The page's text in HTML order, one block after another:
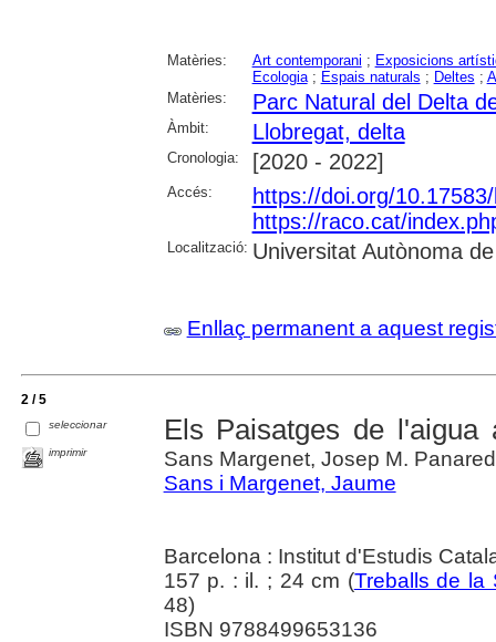
Matèries: Art contemporani ; Exposicions
Ecologia; Espais naturals ; Deltes ;
Matèries:
Parc Natural del Delta
Àmbit: Llobregat, delta
Cronologia: [2020 - 2022]
Accés:
https://doi.org/
https://raco.cat/
Localització: Universitat Autònoma
Enllaç permanent a aquest
2 / 5
seleccionar
imprimir
Els Paisatges de l'aigua
Sans Margenet, Josep M.
Sans i Margenet, Jaume
Barcelona : Institut d'Estudis
157 p. : il. ; 24 cm (Treballs de la
48)
ISBN 9788499653136